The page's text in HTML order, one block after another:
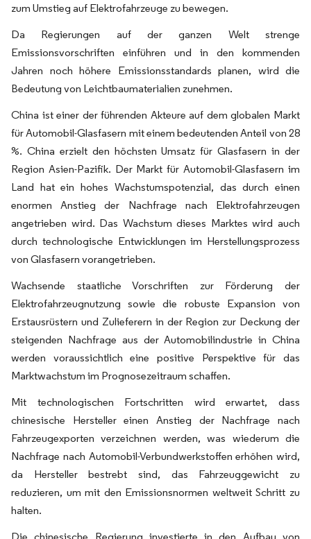
zum Umstieg auf Elektrofahrzeuge zu bewegen.
Da Regierungen auf der ganzen Welt strenge
Emissionsvorschriften einführen und in den kommenden
Jahren noch höhere Emissionsstandards planen, wird die
Bedeutung von Leichtbaumaterialien zunehmen.
China ist einer der führenden Akteure auf dem globalen Markt
für Automobil-Glasfasern mit einem bedeutenden Anteil von 28
%. China erzielt den höchsten Umsatz für Glasfasern in der
Region Asien-Pazifik. Der Markt für Automobil-Glasfasern im
Land hat ein hohes Wachstumspotenzial, das durch einen
enormen Anstieg der Nachfrage nach Elektrofahrzeugen
angetrieben wird. Das Wachstum dieses Marktes wird auch
durch technologische Entwicklungen im Herstellungsprozess
von Glasfasern vorangetrieben.
Wachsende staatliche Vorschriften zur Förderung der
Elektrofahrzeugnutzung sowie die robuste Expansion von
Erstausrüstern und Zulieferern in der Region zur Deckung der
steigenden Nachfrage aus der Automobilindustrie in China
werden voraussichtlich eine positive Perspektive für das
Marktwachstum im Prognosezeitraum schaffen.
Mit technologischen Fortschritten wird erwartet, dass
chinesische Hersteller einen Anstieg der Nachfrage nach
Fahrzeugexporten verzeichnen werden, was wiederum die
Nachfrage nach Automobil-Verbundwerkstoffen erhöhen wird,
da Hersteller bestrebt sind, das Fahrzeuggewicht zu
reduzieren, um mit den Emissionsnormen weltweit Schritt zu
halten.